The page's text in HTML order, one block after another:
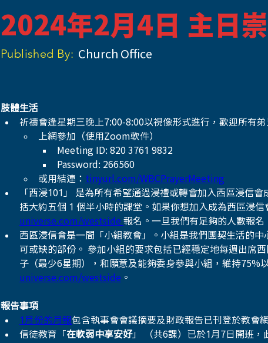
2024年2月4日 主日
Published By: Church Office
肢體生活
祈禱會逢星期三晚上7:00-8:00以視像形式進行，歡迎所有弟
上網參加（使用Zoom軟件）
Meeting ID: 820 3761 9832
Password: 266560
或用結連： tinyurl.com/WBCPrayerMeeting
「西浸101」 是為所有希望通過浸禮或轉會加入西區浸信
括大約五個 1 個半小時的課堂。如果你想加入成為西區浸信
universe.com/westside 報名。一旦我們有足夠的人數報名
西區浸信會是一間「小組教會」。小組是我們團契生活的
可或缺的部份。 參加小組的要求包括已經穩定地每週出席
子（最少6星期），和願意及能夠委身參與小組，維持75%
universe.com/westside 。
報告事項
1月份的月報包含執事會會議摘要及財政報告已刊登於教會
信徒教育「在軟弱中享安好」 （共6課）已於1月7日開班，